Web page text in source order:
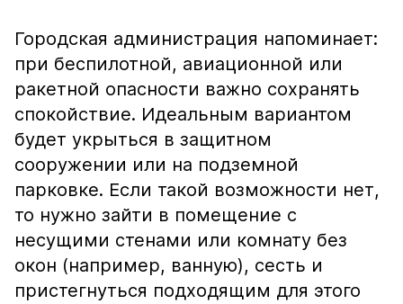
Городская администрация напоминает:
при беспилотной, авиационной или
ракетной опасности важно сохранять
спокойствие. Идеальным вариантом
будет укрыться в защитном
сооружении или на подземной
парковке. Если такой возможности нет,
то нужно зайти в помещение с
несущими стенами или комнату без
окон (например, ванную), сесть и
пристегнуться подходящим для этого